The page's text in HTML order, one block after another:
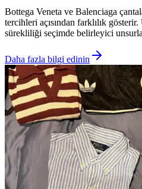
Bottega Veneta ve Balenciaga
tercihleri açısından farklılık
sürekliliği seçimde belirleyici
Daha fazla bilgi edinin